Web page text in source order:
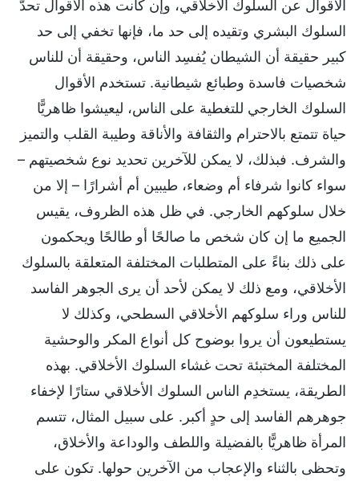
الأقوال عن السلوك الأخلاقي، وإن كانت هذه الأقوال تحدُّ
السلوك البشري وتقيده إلى حد ما، فإنها تخفي إلى حد
كبير حقيقة أن الشيطان يُفسِد الناس، وحقيقة أن للناس
شخصيات فاسدة وطبائع شيطانية. تستخدم الأقوال
السلوك الخارجي للتغطية على الناس، ليعيشوا ظاهريًّا
حياة تتمتع بالاحترام والثقافة والأناقة وطيبة القلب والتميز
والشرف. فبذلك، لا يمكن للآخرين تحديد نوع شخصيتهم –
سواء كانوا شرفاء أم وضعاء، طيبين أم أشرارًا – إلا من
خلال سلوكهم الخارجي. في ظل هذه الظروف، يقيس
الجميع ما إن كان شخص ما صالحًا أو طالحًا ويحكمون
على ذلك بناءً على المتطلبات المختلفة المتعلقة بالسلوك
الأخلاقي، ومع ذلك لا يمكن لأحد أن يرى الجوهر الفاسد
للناس وراء سلوكهم الأخلاقي السطحي، وكذلك لا
يستطيعون أن يروا بوضوح كل أنواع المكر والوحشية
المختلفة المختبئة تحت غشاء السلوك الأخلاقي. بهذه
الطريقة، يستخدِم الناس السلوك الأخلاقي ستارًا لإخفاء
جوهرهم الفاسد إلى حدٍ أكبر. على سبيل المثال، تتسم
المرأة ظاهريًّا بالفضيلة واللطف والوداعة والأخلاق،
وتحظى بالثناء والإعجاب من الآخرين حولها. تكون على